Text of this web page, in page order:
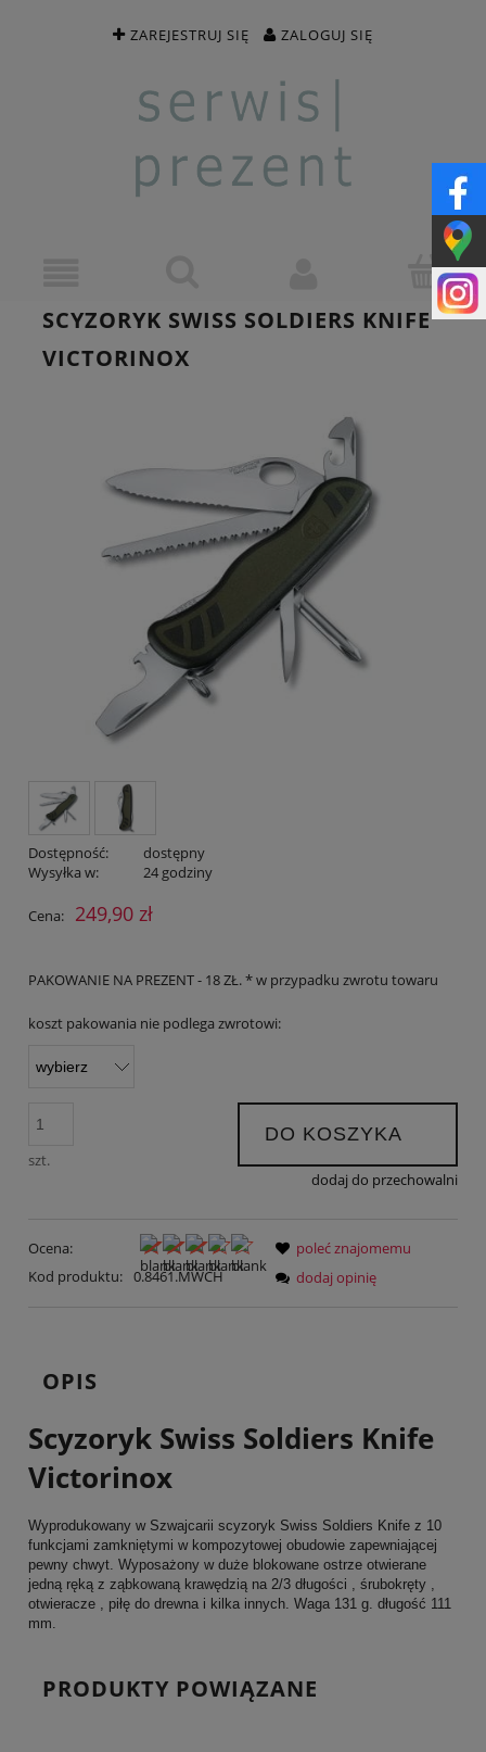
ZAREJESTRUJ SIĘ ZALOGUJ SIĘ
SCYZORYK SWISS SOLDIERS KNIFE
VICTORINOX
Dostępność:
dostępny
Wysyłka w:
24 godziny
Cena: 249,90 zł
PAKOWANIE NA PREZENT - 18 ZŁ. * w przypadku zwrotu towaru
koszt pakowania nie podlega zwrotowi:
szt.
DO KOSZYKA
dodaj do przechowalni
Ocena:
Kod produktu: 0.8461.MWCH
poleć znajomemu
dodaj opinię
OPIS
Scyzoryk Swiss Soldiers Knife
Victorinox
Wyprodukowany w Szwajcarii scyzoryk Swiss Soldiers Knife z 10
funkcjami zamkniętymi w kompozytowej obudowie zapewniającej
pewny chwyt. Wyposażony w duże blokowane ostrze otwierane
jedną ręką z ząbkowaną krawędzią na 2/3 długości , śrubokręty ,
otwieracze , piłę do drewna i kilka innych. Waga 131 g. długość 111
mm.
PRODUKTY POWIĄZANE